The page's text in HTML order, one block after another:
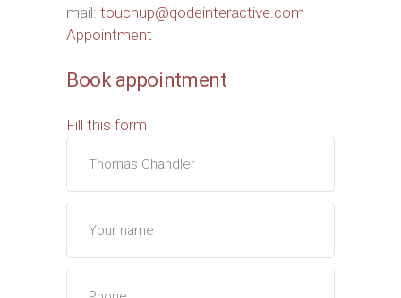
mail: touchup@qodeinteractive.com
Appointment
Book appointment
Fill this form